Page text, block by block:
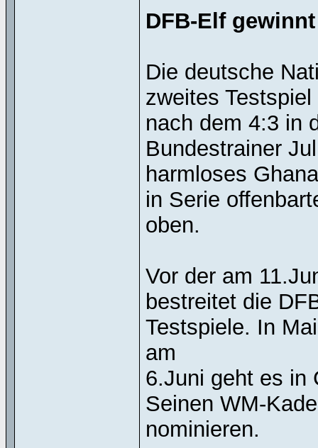
DFB-Elf
Die deutsche
zweites
nach dem 4:3 in
Bundestrainer
harmloses
in Serie
oben.
Vor der am
bestreitet die
Testspiele. In
am
6.Juni geht es in
Seinen WM-
nominieren.